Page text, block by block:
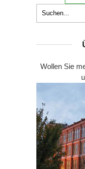
Wollen Sie